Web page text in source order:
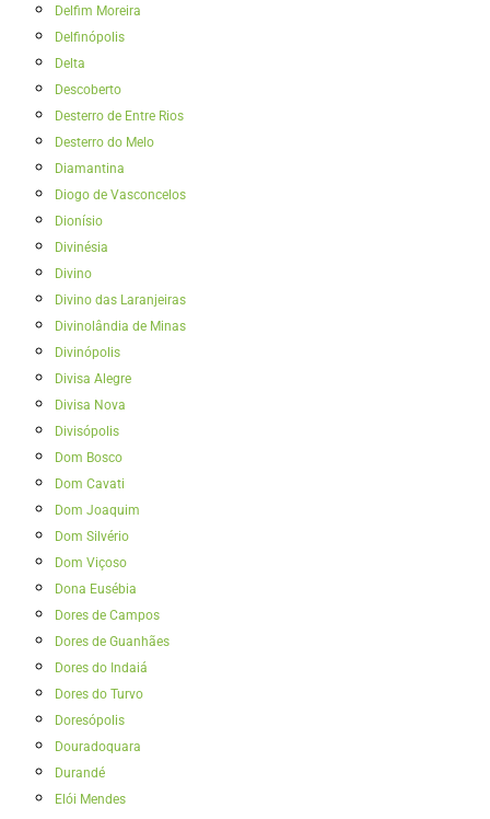
Delfim Moreira
Delfinópolis
Delta
Descoberto
Desterro de Entre Rios
Desterro do Melo
Diamantina‎
Diogo de Vasconcelos
Dionísio
Divinésia
Divino
Divino das Laranjeiras
Divinolândia de Minas
Divinópolis
Divisa Alegre
Divisa Nova
Divisópolis
Dom Bosco
Dom Cavati
Dom Joaquim
Dom Silvério
Dom Viçoso
Dona Eusébia
Dores de Campos
Dores de Guanhães
Dores do Indaiá
Dores do Turvo
Doresópolis
Douradoquara
Durandé
Elói Mendes